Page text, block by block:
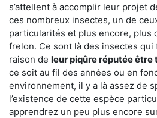
s’attellent à accomplir leur projet
ces nombreux insectes, un de
particularités et plus encore, plus
frelon. Ce sont là des insectes qui
raison de leur piqûre réputée être
ce soit au fil des années ou en
environnement, il y a là assez de
l’existence de cette espèce
apprendrez un peu plus encore